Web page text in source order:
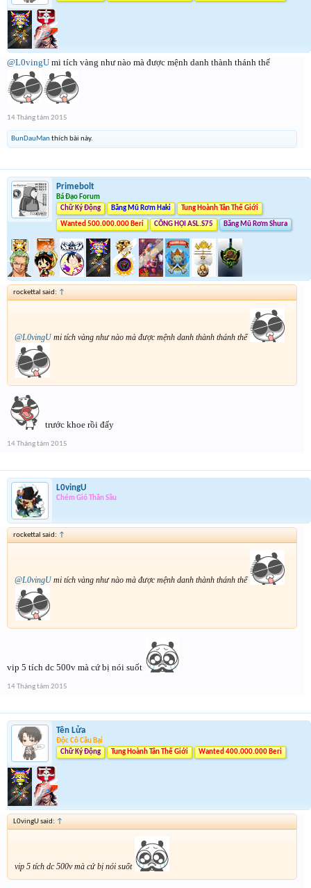
@L0vingU mi tích vàng như nào mà được mệnh danh thành thánh thế
14 Tháng tám 2015
BunDauManthích bài này.
Primebolt
Bá Đạo Forum
Chữ Ký Động
Băng Mũ Rơm Haki Tung Hoành Tân Thế Giới
Wanted 500.000.000 Beri CÔNG HỘI ASL.S75 Băng Mũ Rơm Shura
rockettal said: ↑
@L0vingU mi tích vàng như nào mà được mệnh danh thành thánh thế
trước khoe rồi đấy
14 Tháng tám 2015
L0vingU
Chém Gió Thần Sầu
rockettal said: ↑
@L0vingU mi tích vàng như nào mà được mệnh danh thành thánh thế
vip 5 tích dc 500v mà cứ bị nói suốt
14 Tháng tám 2015
Tên Lửa
Độc Cô Cầu Bại
Chữ Ký Động
Tung Hoành Tân Thế Giới Wanted 400.000.000 Beri
L0vingU said: ↑
vip 5 tích dc 500v mà cứ bị nói suốt